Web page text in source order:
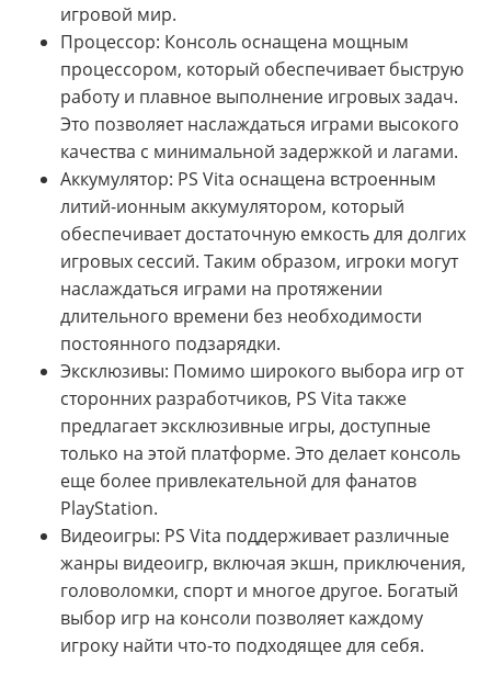
игровой мир.
Процессор: Консоль оснащена мощным
процессором, который обеспечивает быструю
работу и плавное выполнение игровых задач.
Это позволяет наслаждаться играми высокого
качества с минимальной задержкой и лагами.
Аккумулятор: PS Vita оснащена встроенным
литий-ионным аккумулятором, который
обеспечивает достаточную емкость для долгих
игровых сессий. Таким образом, игроки могут
наслаждаться играми на протяжении
длительного времени без необходимости
постоянного подзарядки.
Эксклюзивы: Помимо широкого выбора игр от
сторонних разработчиков, PS Vita также
предлагает эксклюзивные игры, доступные
только на этой платформе. Это делает консоль
еще более привлекательной для фанатов
PlayStation.
Видеоигры: PS Vita поддерживает различные
жанры видеоигр, включая экшн, приключения,
головоломки, спорт и многое другое. Богатый
выбор игр на консоли позволяет каждому
игроку найти что-то подходящее для себя.